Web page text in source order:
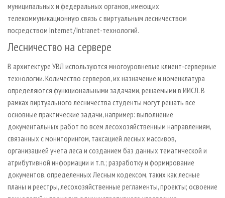
муниципальных и федеральных органов, имеющих
телекоммуникационную связь с виртуальным лесничеством
посредством Internet / Intranet-технологий.
Лесничество на сервере
В архитектуре УВЛ используются многоуровневые клиент-серверные
технологии. Количество серверов, их назначение и номенклатура
определяются функциональными задачами, решаемыми в ИИСЛ. В
рамках виртуального лесничества студенты могут решать все
основные практические задачи, например: выполнение
документальных работ по всем лесохозяйственным направлениям,
связанных с мониторингом, таксацией лесных массивов,
организацией учета леса и созданием баз данных тематической и
атрибутивной информации и т. п.; разработку и формирование
документов, определенных Лесным кодексом, таких как лесные
планы и реестры, лесохозяйственные регламенты, проекты; освоение